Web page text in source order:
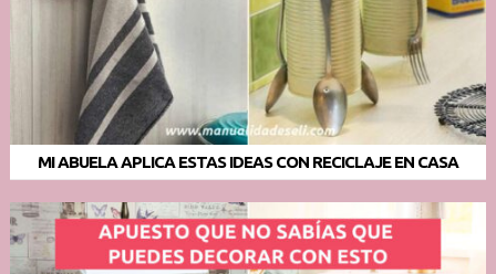
MI ABUELA APLICA ESTAS IDEAS CON RECICLAJE EN CASA